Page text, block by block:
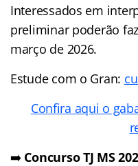
Interessados em
preliminar poderão
março de 2026.
Estude com o Gran:
Confira aqui o
➡️ Concurso TJ MS